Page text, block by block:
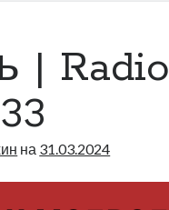
| Radio
на 31.03.2024